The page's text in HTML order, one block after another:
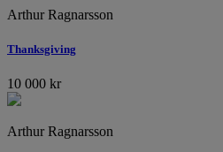
Arthur Ragnarsson
Thanksgiving
10 000 kr
Arthur Ragnarsson